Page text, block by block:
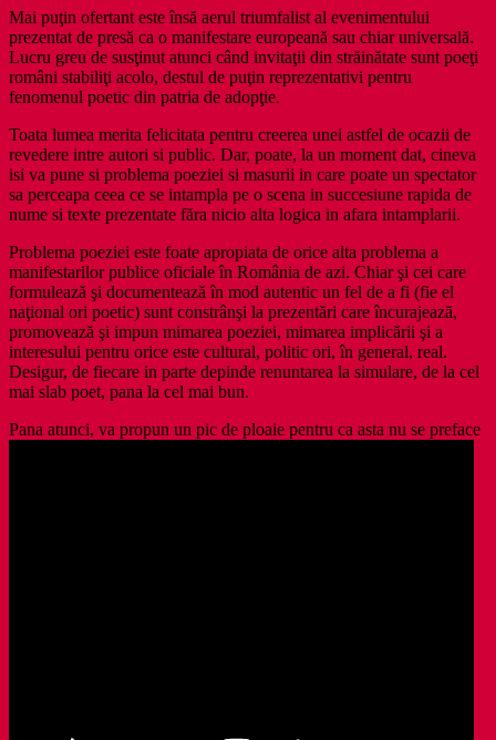
Mai puţin ofertant este însă aerul triumfalist al evenimentului
prezentat de presă ca o manifestare europeană sau chiar universală.
Lucru greu de susţinut atunci când invitaţii din străinătate sunt poeţi
români stabiliţi acolo, destul de puţin reprezentativi pentru
fenomenul poetic din patria de adopţie.
Toata lumea merita felicitata pentru creerea unei astfel de ocazii de
revedere intre autori si public. Dar, poate, la un moment dat, cineva
isi va pune si problema poeziei si masurii in care poate un spectator
sa perceapa ceea ce se intampla pe o scena in succesiune rapida de
nume si texte prezentate făra nicio alta logica in afara intamplarii.
Problema poeziei este foate apropiata de orice alta problema a
manifestarilor publice oficiale în România de azi. Chiar şi cei care
formulează şi documentează în mod autentic un fel de a fi (fie el
naţional ori poetic) sunt constrânşi la prezentări care încurajează,
promovează şi impun mimarea poeziei, mimarea implicării şi a
interesului pentru orice este cultural, politic ori, în general, real.
Desigur, de fiecare in parte depinde renuntarea la simulare, de la cel
mai slab poet, pana la cel mai bun.
Pana atunci, va propun un pic de ploaie pentru ca asta nu se preface